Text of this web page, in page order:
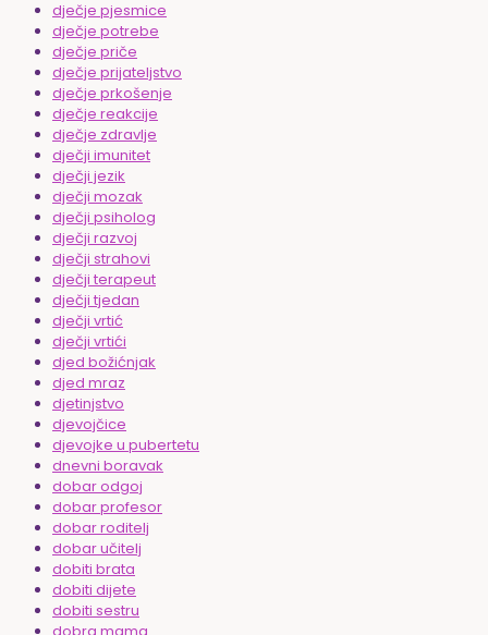
dječje pjesmice
dječje potrebe
dječje priče
dječje prijateljstvo
dječje prkošenje
dječje reakcije
dječje zdravlje
dječji imunitet
dječji jezik
dječji mozak
dječji psiholog
dječji razvoj
dječji strahovi
dječji terapeut
dječji tjedan
dječji vrtić
dječji vrtići
djed božićnjak
djed mraz
djetinjstvo
djevojčice
djevojke u pubertetu
dnevni boravak
dobar odgoj
dobar profesor
dobar roditelj
dobar učitelj
dobiti brata
dobiti dijete
dobiti sestru